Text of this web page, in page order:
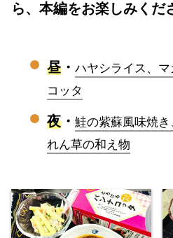
ら、本編をお楽しみくだ
昼・ ハヤシライス、
コッタ
夜 ・ 鮭の紫蘇風味焼
れん草の和え物